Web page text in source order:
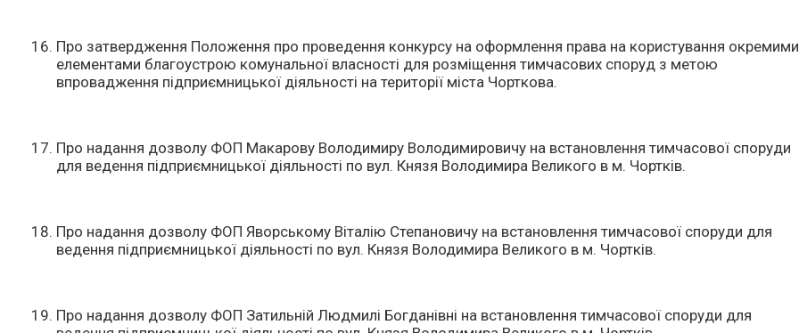
Про затвердження Положення про проведення конкурсу на оформлення права на користування окремими
елементами благоустрою комунальної власності для розміщення тимчасових споруд з метою
впровадження підприємницької діяльності на території міста Чорткова.
Про надання дозволу ФОП Макарову Володимиру Володимировичу на встановлення тимчасової споруди
для ведення підприємницької діяльності по вул. Князя Володимира Великого в м. Чортків.
Про надання дозволу ФОП Яворському Віталію Степановичу на встановлення тимчасової споруди для
ведення підприємницької діяльності по вул. Князя Володимира Великого в м. Чортків.
Про надання дозволу ФОП Затильній Людмилі Богданівні на встановлення тимчасової споруди для